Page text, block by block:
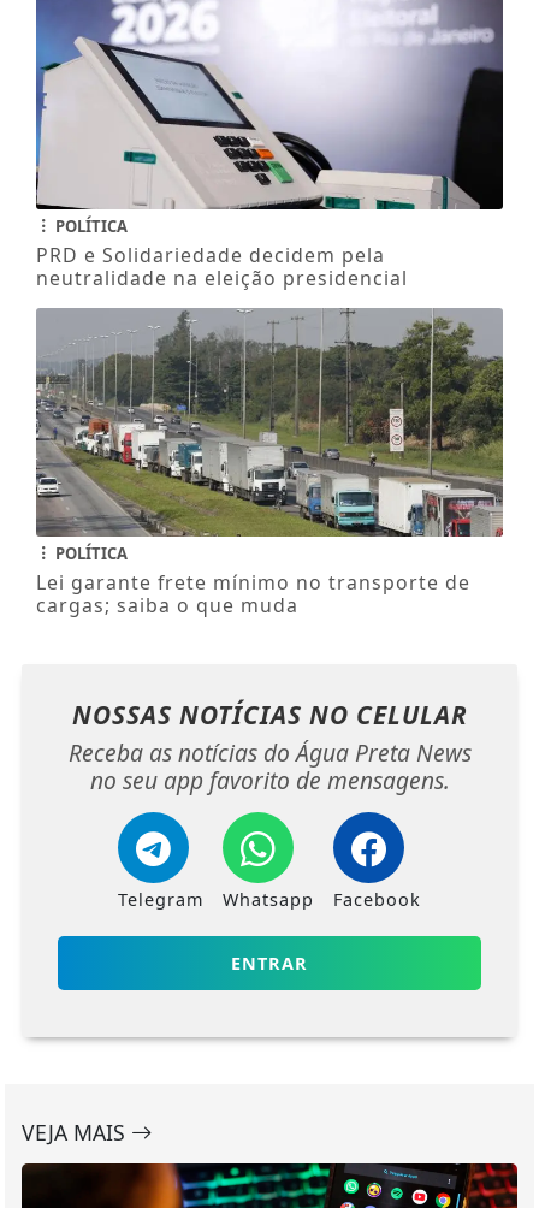
POLÍTICA
PRD e Solidariedade decidem pela
neutralidade na eleição presidencial
POLÍTICA
Lei garante frete mínimo no transporte de
cargas; saiba o que muda
NOSSAS NOTÍCIAS NO CELULAR
Receba as notícias do Água Preta News
no seu app favorito de mensagens.
Telegram Whatsapp Facebook
ENTRAR
VEJA MAIS